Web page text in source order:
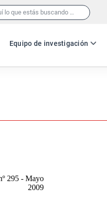
Equipo de investigación